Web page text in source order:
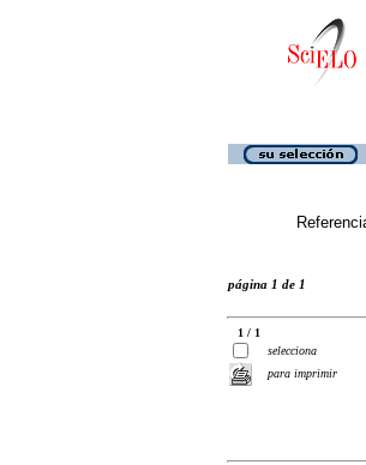
página 1 de 1
1 / 1
selecciona
para imprimir